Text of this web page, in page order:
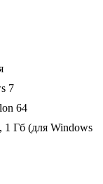
7
64
Гб (для Windows